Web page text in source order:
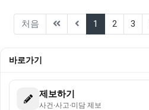
처음 1 (current)
2 3
바로가기
제보하기
사건·사고·미담 제보